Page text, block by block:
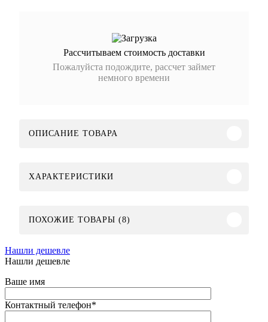
Рассчитываем стоимость доставки
Пожалуйста подождите, рассчет займет
немного времени
ОПИСАНИЕ ТОВАРА
ХАРАКТЕРИСТИКИ
ПОХОЖИЕ ТОВАРЫ (8)
Нашли дешевле
Нашли дешевле
Ваше имя
Контактный телефон*